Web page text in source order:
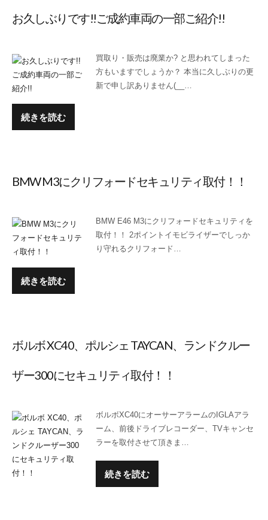
お久しぶりです!!ご成約車両の一部ご紹介!!
買取り・販売は廃業か? と思われてしまった
方もいますでしょうか？ 本当に久しぶりの更
新で申し訳ありません(__…
続きを読む
BMW M3にクリフォードセキュリティ取付！！
BMW E46 M3にクリフォードセキュリティを
取付！！ 2ポイントイモビライザーでしっか
り守れるクリフォード…
続きを読む
ボルボ XC40、ポルシェ TAYCAN、ランドクルー
ザー300にセキュリティ取付！！
ボルボXC40にオーサーアラームのIGLAアラ
ーム、前後ドライブレコーダー、TVキャンセ
ラーを取付させて頂きま…
続きを読む